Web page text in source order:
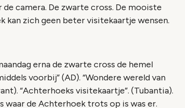
camera. De zwarte cross. De mooiste
kan zich geen beter visitekaartje wensen.
erna de zwarte cross de hemel
voorbij” (AD). “Wondere wereld van
“Achterhoeks visitekaartje”. (Tubantia).
waar de Achterhoek trots op is was er.